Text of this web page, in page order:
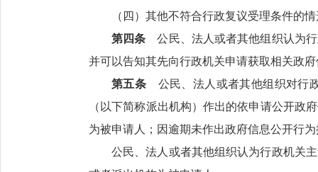
（四）其他不符合行政复议受理条件的
第四条 公民、法人或者其他组织认为
并可以告知其先向行政机关申请获取相关政
第五条 公民、法人或者其他组织对行
（以下简称派出机构）作出的依申请公开政
为被申请人；因逾期未作出政府信息公开行
公民、法人或者其他组织认为行政机关